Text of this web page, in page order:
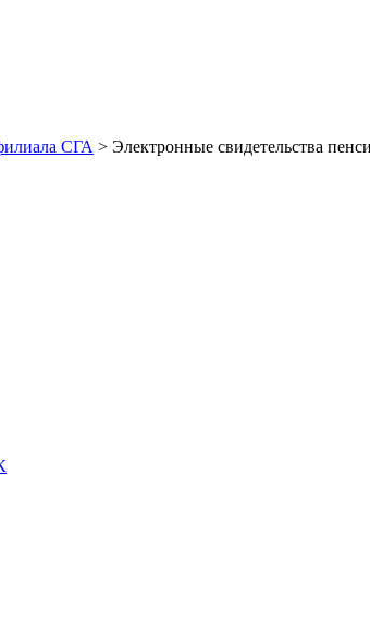
СГА > Электронные свидетельства